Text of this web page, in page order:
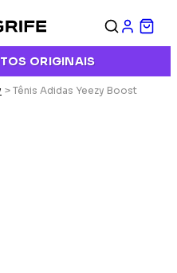
ORIGINAIS
> Tênis Adidas Yeezy Boost